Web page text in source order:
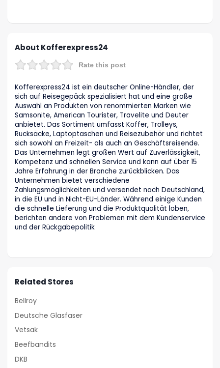
About Kofferexpress24
Rate this post
Kofferexpress24 ist ein deutscher Online-Händler, der
sich auf Reisegepäck spezialisiert hat und eine große
Auswahl an Produkten von renommierten Marken wie
Samsonite, American Tourister, Travelite und Deuter
anbietet. Das Sortiment umfasst Koffer, Trolleys,
Rucksäcke, Laptoptaschen und Reisezubehör und richtet
sich sowohl an Freizeit- als auch an Geschäftsreisende.
Das Unternehmen legt großen Wert auf Zuverlässigkeit,
Kompetenz und schnellen Service und kann auf über 15
Jahre Erfahrung in der Branche zurückblicken. Das
Unternehmen bietet verschiedene
Zahlungsmöglichkeiten und versendet nach Deutschland,
in die EU und in Nicht-EU-Länder. Während einige Kunden
die schnelle Lieferung und die Produktqualität loben,
berichten andere von Problemen mit dem Kundenservice
und der Rückgabepolitik
Related Stores
Bellroy
Deutsche Glasfaser
Vetsak
Beefbandits
DKB